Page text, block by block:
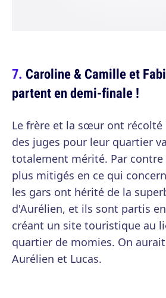
Caroline & Camille et
partent en demi-finale !
Le frère et la sœur ont
des juges pour leur quartier
totalement mérité. Par contre
plus mitigés en ce qui
les gars ont hérité de la
d'Aurélien, et ils sont partis
créant un site touristique au
quartier de momies. On
Aurélien et Lucas.